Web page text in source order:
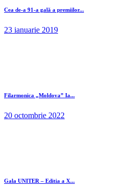
Cea de-a 91-a gală a premiilor...
23 ianuarie 2019
Filarmonica „Moldova” Ia...
20 octombrie 2022
Gala UNITER – Editia a X...